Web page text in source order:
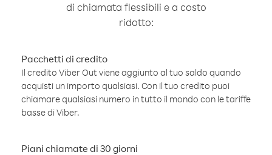
di chiamata flessibili e a costo
ridotto:
Pacchetti di credito
Il credito Viber Out viene aggiunto al tuo saldo quando
acquisti un importo qualsiasi. Con il tuo credito puoi
chiamare qualsiasi numero in tutto il mondo con le tariffe
basse di Viber.
Piani chiamate di 30 giorni